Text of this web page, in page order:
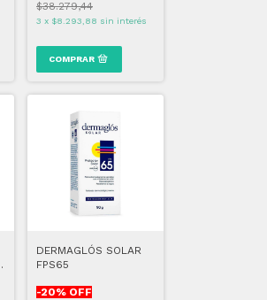
$38.279,44
3 x $8.293,88 sin interés
DERMAGLÓS SOLAR
FPS65
-20% OFF